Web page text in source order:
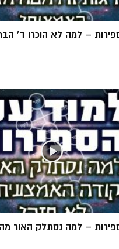
– למה לא הוכרו ד’
– למה נסתלק האור